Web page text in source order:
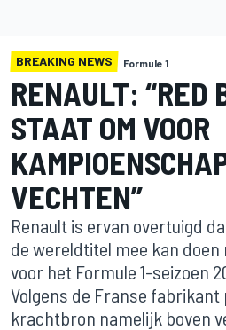
BREAKING NEWS Formule 1
RENAULT: “RED
STAAT OM VOOR
VECHTEN”
Renault is ervan overtuigd
de wereldtitel mee kan
voor het Formule 1-seizoen
Volgens de Franse
krachtbron namelijk boven